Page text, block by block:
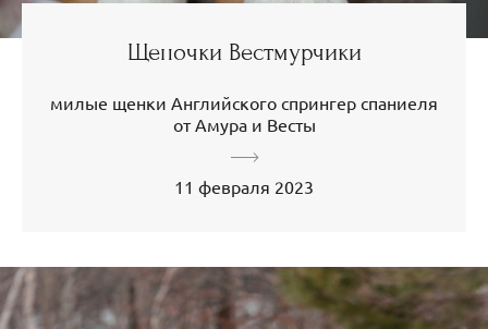
Щеночки Вестмурчики
милые щенки Английского спрингер спаниеля
от Амура и Весты
11 февраля 2023